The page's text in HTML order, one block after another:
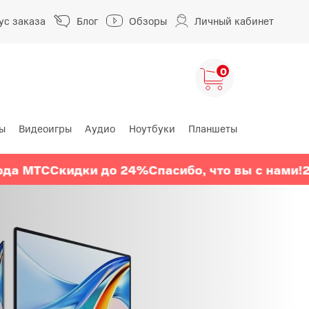
заказа Блог Обзоры Личный кабинет
0
HUAWEI
HUAWEI Pura
HONOR
HONOR 400
Видеоигры Аудио Ноутбуки Планшеты
Скидки до 24%Спасибо, что вы с нами!24